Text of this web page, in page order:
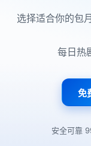
选择适合你的包
每日热
免
安全可靠